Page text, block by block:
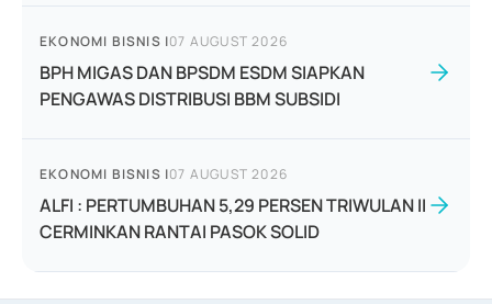
EKONOMI BISNIS |07 AUGUST 2026
BPH MIGAS DAN BPSDM ESDM SIAPKAN
PENGAWAS DISTRIBUSI BBM SUBSIDI
EKONOMI BISNIS |07 AUGUST 2026
ALFI : PERTUMBUHAN 5,29 PERSEN TRIWULAN II
CERMINKAN RANTAI PASOK SOLID